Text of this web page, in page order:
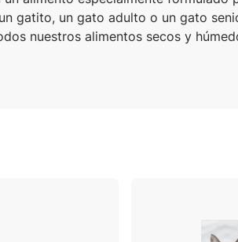
gatito, un gato adulto o un gato
nuestros alimentos secos y